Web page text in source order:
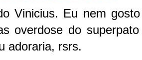
Vinicius. Eu nem
overdose do
adoraria, rsrs.